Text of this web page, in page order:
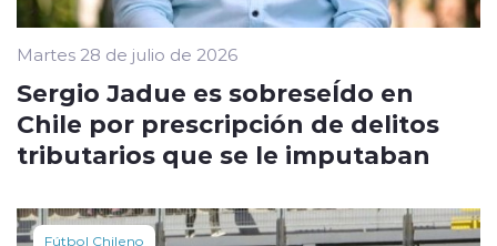
Martes 28 de julio de 2026
Sergio Jadue es sobreseÍdo en
Chile por prescripción de delitos
tributarios que se le imputaban
Fútbol Chileno